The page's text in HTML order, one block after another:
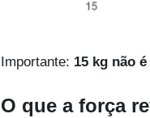
Importante: 15 kg não
O que a força